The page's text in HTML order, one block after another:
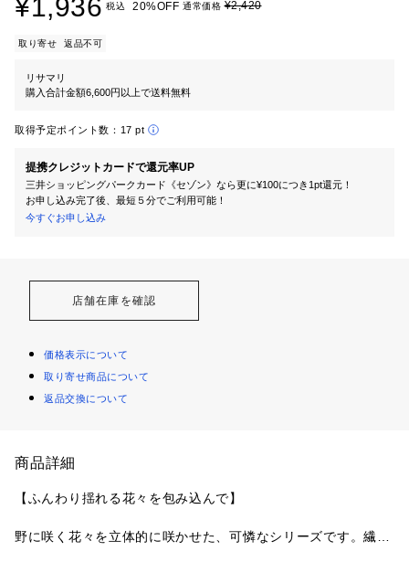
¥1,936 税込 20%OFF 通常価格¥2,420
取り寄せ 返品不可
リサマリ
購入合計金額6,600円以上で送料無料
取得予定ポイント数： 17 pt
提携クレジットカードで還元率UP
三井ショッピングパークカード《セゾン》なら更に¥100につき1pt還元！
お申し込み完了後、最短５分でご利用可能！
今すぐお申し込み
店舗在庫を確認
価格表示について
取り寄せ商品について
返品交換について
商品詳細
【ふんわり揺れる花々を包み込んで】
野に咲く花々を立体的に咲かせた、可憐なシリーズです。繊細